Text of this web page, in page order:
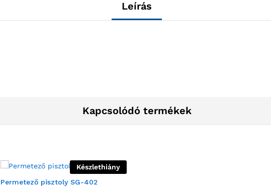
Leírás
Kapcsolódó termékek
Készlethiány
Permetező pisztoly SG-402